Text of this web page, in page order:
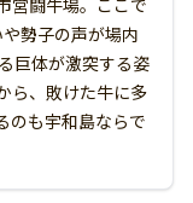
勢子の声が場内
巨体が激突する姿
ら、敗けた牛に多
のも宇和島ならで